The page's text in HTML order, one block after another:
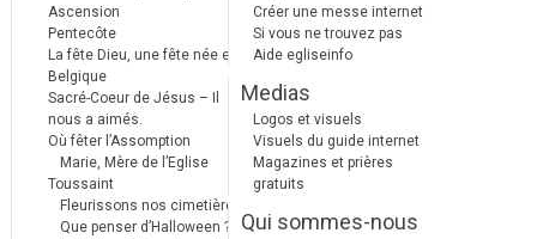
Ascension
Pentecôte
La fête Dieu, une fête née en
Belgique
Sacré-Coeur de Jésus – Il
nous a aimés.
Où fêter l’Assomption
Marie, Mère de l’Eglise
Toussaint
Fleurissons nos cimetières
Que penser d’Halloween ?
Créer une messe internet
Si vous ne trouvez pas
Aide egliseinfo
Medias
Logos et visuels
Visuels du guide internet
Magazines et prières
gratuits
Qui sommes-nous